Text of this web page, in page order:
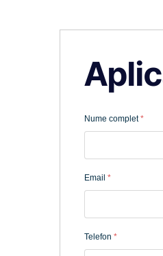
Nume complet*
Email *
Telefon *